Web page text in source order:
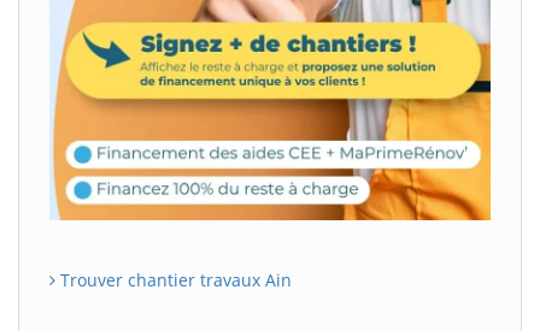
Trouver chantier travaux Ain